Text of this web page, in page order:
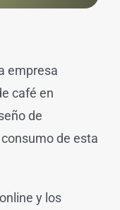
empresa
café en
de
de esta
y los